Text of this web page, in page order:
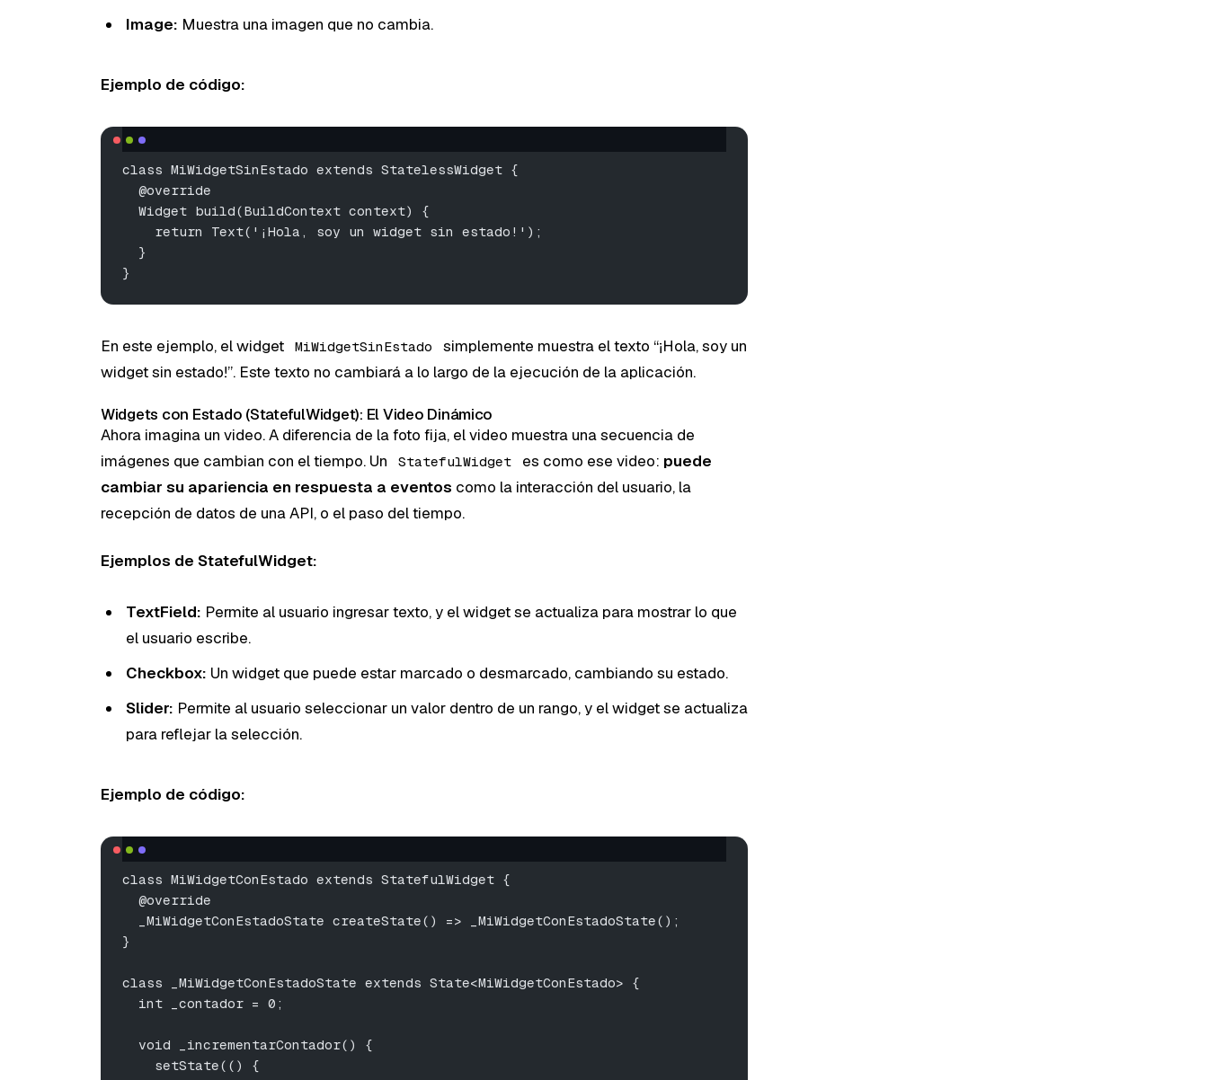
Image: Muestra una imagen que no cambia.
Ejemplo de código:
class MiWidgetSinEstado extends StatelessWidget {
  @override
  Widget build(BuildContext context) {
    return Text('¡Hola, soy un widget sin estado!');
  }
}
En este ejemplo, el widget MiWidgetSinEstado
simplemente muestra el texto “¡Hola, soy un
widget sin estado!”. Este texto no cambiará a lo largo de la ejecución de la aplicación.
Widgets con Estado (StatefulWidget): El Video Dinámico
Ahora imagina un video. A diferencia de la foto fija, el video muestra una secuencia de
imágenes que cambian con el tiempo. Un
StatefulWidget es como ese video: puede
cambiar su apariencia en respuesta a eventos como la interacción del usuario, la
recepción de datos de una API, o el paso del tiempo.
Ejemplos de StatefulWidget:
TextField: Permite al usuario ingresar texto, y el widget se actualiza para mostrar lo que
el usuario escribe.
Checkbox: Un widget que puede estar marcado o desmarcado, cambiando su estado.
Slider: Permite al usuario seleccionar un valor dentro de un rango, y el widget se actualiza
para reflejar la selección.
Ejemplo de código:
class MiWidgetConEstado extends StatefulWidget {
  @override
  _MiWidgetConEstadoState createState() => _MiWidgetConEstadoState();
}
class _MiWidgetConEstadoState extends State<MiWidgetConEstado> {
  int _contador = 0;
  void _incrementarContador() {
    setState(() {